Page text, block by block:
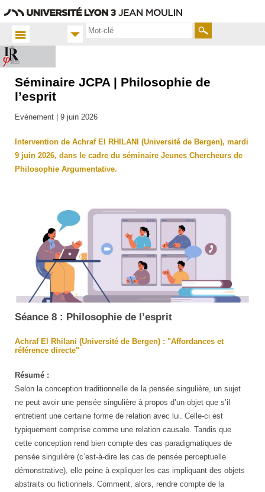
Rechercher
Accueil
FR
Séminaire JCPA | Philosophie de
l’esprit
Evènement | 9 juin 2026
Intervention de Achraf El RHILANI (Université de Bergen), mardi
9 juin 2026, dans le cadre du séminaire Jeunes Chercheurs de
Philosophie Argumentative.
Séance 8 : Philosophie de l’esprit
Achraf El Rhilani (Université de Bergen) : "Affordances et
référence directe"
Résumé :
Selon la conception traditionnelle de la pensée singulière, un sujet
ne peut avoir une pensée singulière à propos d’un objet que s’il
entretient une certaine forme de relation avec lui. Celle-ci est
typiquement comprise comme une relation causale. Tandis que
cette conception rend bien compte des cas paradigmatiques de
pensée singulière (c’est-à-dire les cas de pensée perceptuelle
démonstrative), elle peine à expliquer les cas impliquant des objets
abstraits ou fictionnels. Comment, alors, rendre compte de la